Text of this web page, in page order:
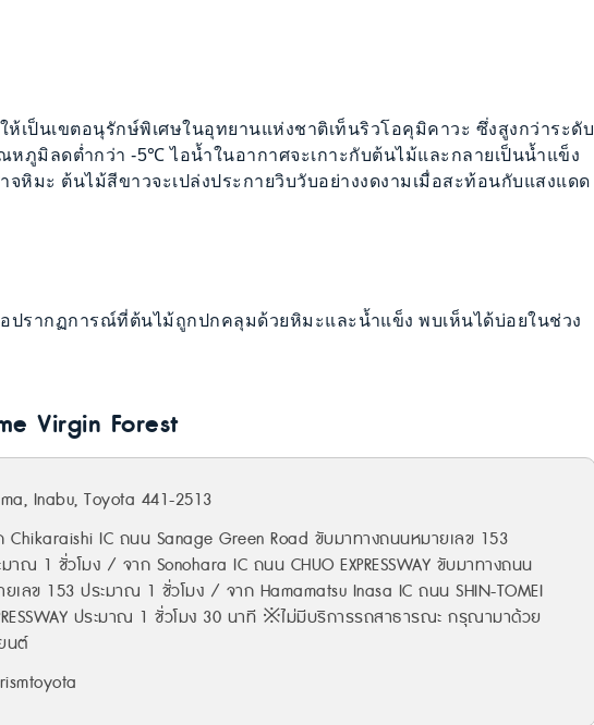
ห้เป็นเขตอนุรักษ์พิเศษในอุทยานแห่งชาติเท็นริวโอคุมิคาวะ ซึ่งสูงกว่าระดับ
หภูมิลดต่ำกว่า -5℃ ไอน้ำในอากาศจะเกาะกับต้นไม้และกลายเป็นน้ำแข็ง
หิมะ ต้นไม้สีขาวจะเปล่งประกายวิบวับอย่างงดงามเมื่อสะท้อนกับแสงแดด
ปรากฏการณ์ที่ต้นไม้ถูกปกคลุมด้วยหิมะและน้ำแข็ง พบเห็นได้บ่อยในช่วง
Virgin Forest
Inabu, Toyota 441-2513
Chikaraishi IC ถนน Sanage Green Road ขับมาทางถนนหมายเลข 153
าณ 1 ชั่วโมง / จาก Sonohara IC ถนน CHUO EXPRESSWAY ขับมาทางถนน
ยเลข 153 ประมาณ 1 ชั่วโมง / จาก Hamamatsu Inasa IC ถนน SHIN-TOMEI
ประมาณ 1 ชั่วโมง 30 นาที ※ไม่มีบริการรถสาธารณะ กรุณามาด้วย
นต์